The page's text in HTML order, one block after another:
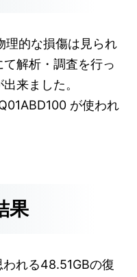
理的な損傷は見られ
解析・調査を行っ
来ました。
が使われ
果
れる48.51GBの復